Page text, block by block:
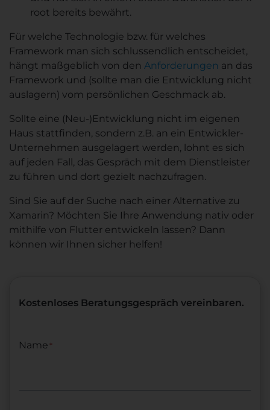
root bereits bewährt.
Für welche Technologie bzw. für welches
Framework man sich schlussendlich entscheidet,
hängt maßgeblich von den Anforderungen an das
Framework und (sollte man die Entwicklung nicht
auslagern) vom persönlichen Geschmack ab.
Sollte eine (Neu-)Entwicklung nicht im eigenen
Haus stattfinden, sondern z.B. an ein Entwickler-
Unternehmen ausgelagert werden, lohnt es sich
auf jeden Fall, das Gespräch mit dem Dienstleister
zu führen und dort gezielt nachzufragen.
Sind Sie auf der Suche nach einer Alternative zu
Xamarin? Möchten Sie Ihre Anwendung nativ oder
mithilfe von Flutter entwickeln lassen? Dann
können wir Ihnen sicher helfen!
Kostenloses Beratungsgespräch vereinbaren.
Name *